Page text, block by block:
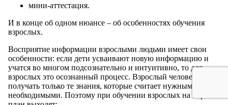
мини-аттестация.
И в конце об одном нюансе – об особенностях обучения
взрослых.
Восприятие информации взрослыми людьми имеет свои
особенности: если дети усваивают новую информацию и
учатся во многом подсознательно и интуитивно, то для
взрослых это осознанный процесс. Взрослый человек готов
получать только те знания, которые считает нужными и
необходимыми. Поэтому при обучении взрослых на первый